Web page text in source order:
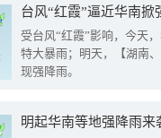
台风“红霞”逼近华南
受台风“红霞”影响，今天
特大暴雨；明天，【湖南
现强降雨。
明起华南等地强降雨